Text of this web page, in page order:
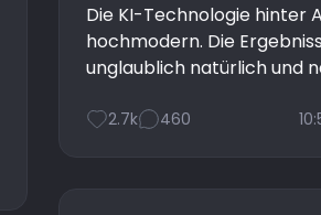
Die KI-Technologie hinter
hochmodern. Die
unglaublich natürlich und
2.7k 460